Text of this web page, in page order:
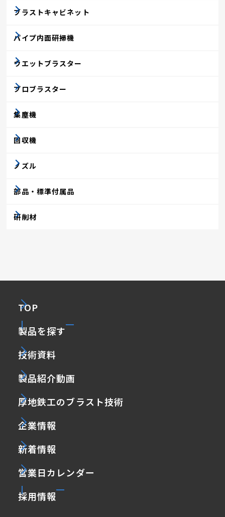
ブラストキャビネット
パイプ内面研掃機
ウエットブラスター
プロブラスター
集塵機
回収機
ノズル
部品・標準付属品
研削材
TOP
製品を探す
技術資料
製品紹介動画
厚地鉄工のブラスト技術
企業情報
新着情報
営業日カレンダー
採用情報